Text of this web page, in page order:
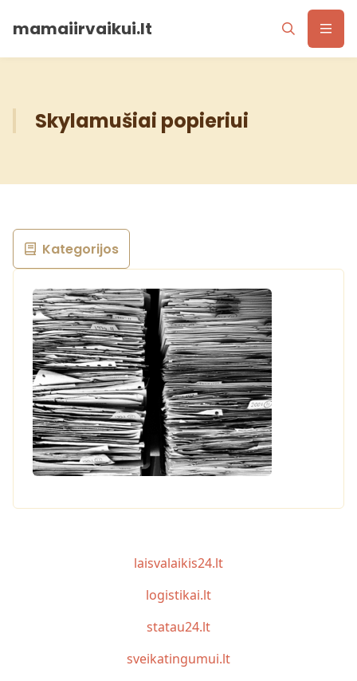
mamaiirvaikui.lt
Skylamušiai popieriui
Kategorijos
laisvalaikis24.lt
logistikai.lt
statau24.lt
sveikatingumui.lt